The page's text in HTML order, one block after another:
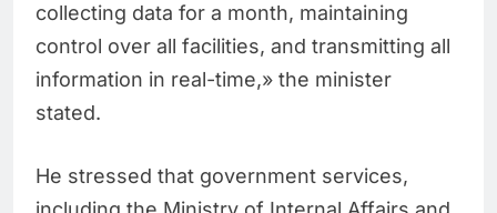
collecting data for a month, maintaining
control over all facilities, and transmitting all
information in real-time,» the minister
stated.
He stressed that government services,